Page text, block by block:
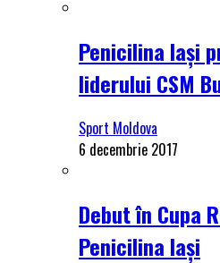
Penicilina Iași
liderului CSM
Sport Moldova
6 decembrie 2017
Debut în Cupa
Penicilina Iași